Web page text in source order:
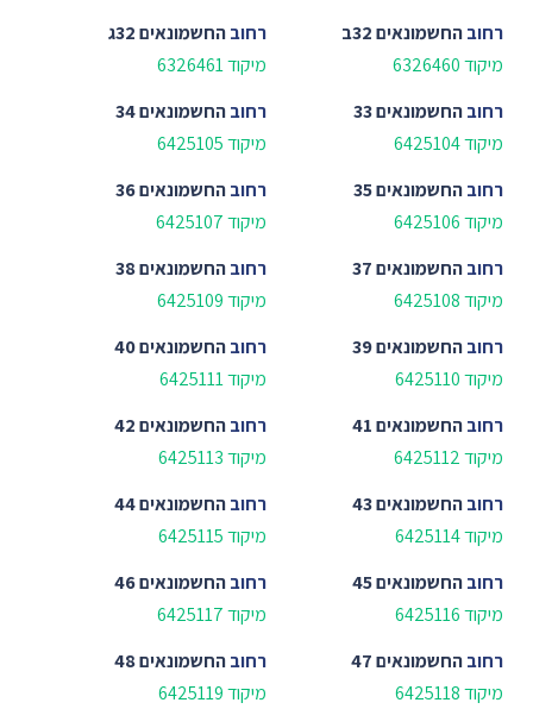
רחובהחשמונאים 32ב
מיקוד 6326460
רחובהחשמונאים 32ג
מיקוד 6326461
רחובהחשמונאים 33
מיקוד 6425104
רחובהחשמונאים 34
מיקוד 6425105
רחובהחשמונאים 35
מיקוד 6425106
רחובהחשמונאים 36
מיקוד 6425107
רחובהחשמונאים 37
מיקוד 6425108
רחובהחשמונאים 38
מיקוד 6425109
רחובהחשמונאים 39
מיקוד 6425110
רחובהחשמונאים 40
מיקוד 6425111
רחובהחשמונאים 41
מיקוד 6425112
רחובהחשמונאים 42
מיקוד 6425113
רחובהחשמונאים 43
מיקוד 6425114
רחובהחשמונאים 44
מיקוד 6425115
רחובהחשמונאים 45
מיקוד 6425116
רחובהחשמונאים 46
מיקוד 6425117
רחובהחשמונאים 47
מיקוד 6425118
רחובהחשמונאים 48
מיקוד 6425119